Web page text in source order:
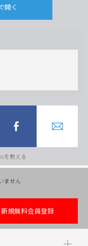
開く
を教える
ません
新規無料会員登録